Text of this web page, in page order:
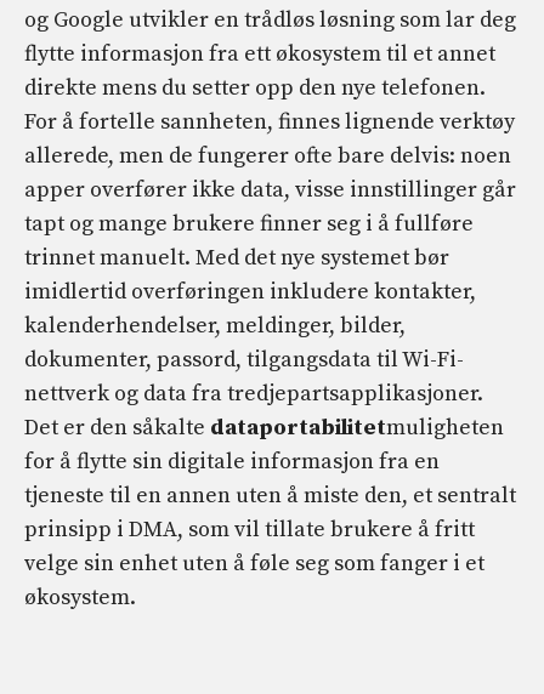
og Google utvikler en trådløs løsning som lar deg
flytte informasjon fra ett økosystem til et annet
direkte mens du setter opp den nye telefonen.
For å fortelle sannheten, finnes lignende verktøy
allerede, men de fungerer ofte bare delvis: noen
apper overfører ikke data, visse innstillinger går
tapt og mange brukere finner seg i å fullføre
trinnet manuelt. Med det nye systemet bør
imidlertid overføringen inkludere kontakter,
kalenderhendelser, meldinger, bilder,
dokumenter, passord, tilgangsdata til Wi-Fi-
nettverk og data fra tredjepartsapplikasjoner.
Det er den såkalte dataportabilitetmuligheten
for å flytte sin digitale informasjon fra en
tjeneste til en annen uten å miste den, et sentralt
prinsipp i DMA, som vil tillate brukere å fritt
velge sin enhet uten å føle seg som fanger i et
økosystem.